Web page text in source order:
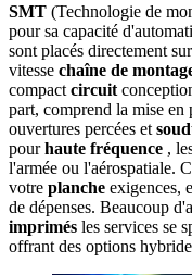
SMT (Technologie de
pour sa capacité
sont placés directement
vitesse chaîne de
compact circuit
part, comprend la mise en
ouvertures percées et
pourhaute fréquence ,
l'armée ou l'aérospatiale.
votre planche exigences,
de dépenses. Beaucoup
imprimés les services se
offrant des options